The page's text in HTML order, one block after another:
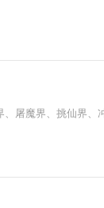
屠魔界、挑仙界